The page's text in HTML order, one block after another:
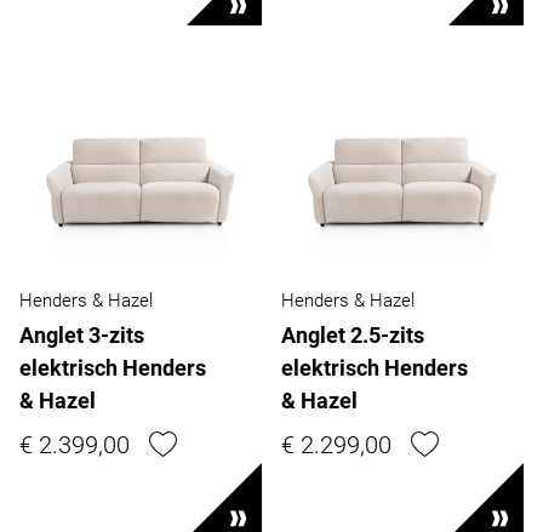
Henders & Hazel
Anglet 3-zits
elektrisch Henders
& Hazel
€ 2.399,00
Henders & Hazel
Anglet 2.5-zits
elektrisch Henders
& Hazel
€ 2.299,00